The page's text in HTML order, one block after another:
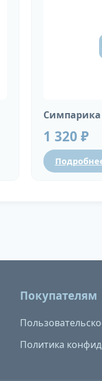
Симпарика
1 320 ₽
Покупателям
Политика